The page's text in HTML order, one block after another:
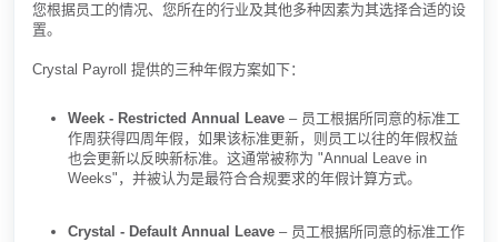
您根据员工的情况、您所在的行业及其他多种因素为其选择合适的设
置。
Crystal Payroll 提供的三种年假方案如下：
Week - Restricted Annual Leave – 员工根据所同意的标准工
作周获得四周年假，如果该标准更新，则员工以往的年假权益
也会更新以反映新标准。这通常被称为 "Annual Leave in
Weeks"，并被认为是最符合合规要求的年假计算方式。
Crystal - Default Annual Leave – 员工根据所同意的标准工作